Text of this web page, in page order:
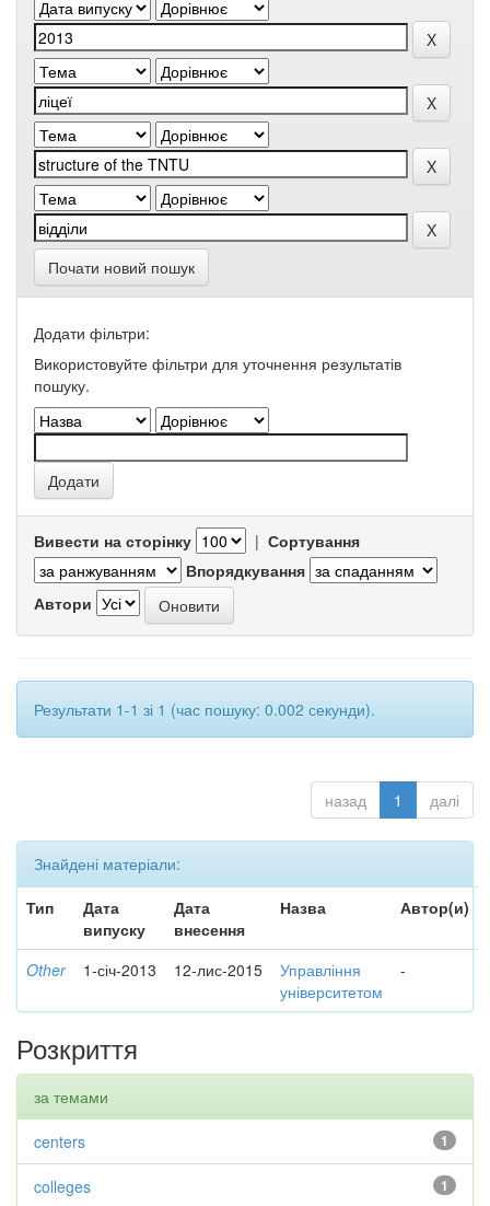
Почати новий пошук
Додати фільтри:
Використовуйте фільтри для уточнення результатів
пошуку.
Вивести на сторінку | Сортування
Впорядкування
Автори
Результати 1-1 зі 1 (час пошуку: 0.002 секунди).
назад 1 далі
Знайдені матеріали:
Тип
Дата
випуску
Дата
внесення
Назва Автор(и)
Other 1-січ-2013 12-лис-2015
Управління
університетом
-
Розкриття
за темами
1
centers
1
colleges